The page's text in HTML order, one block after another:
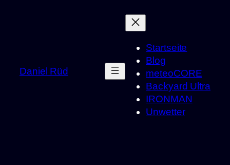
Daniel Rüd
Startseite
Blog
meteoCORE
Backyard Ultra
IRONMAN
Unwetter